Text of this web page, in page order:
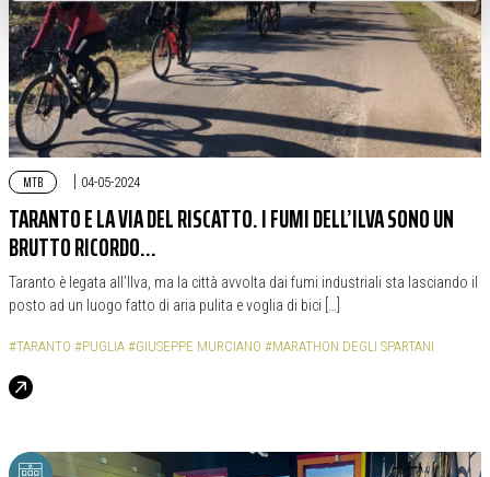
MTB | 04-05-2024
TARANTO E LA VIA DEL RISCATTO. I FUMI DELL’ILVA SONO UN
BRUTTO RICORDO…
Taranto è legata all’Ilva, ma la città avvolta dai fumi industriali sta lasciando il
posto ad un luogo fatto di aria pulita e voglia di bici […]
#TARANTO #PUGLIA #GIUSEPPE MURCIANO #MARATHON DEGLI SPARTANI